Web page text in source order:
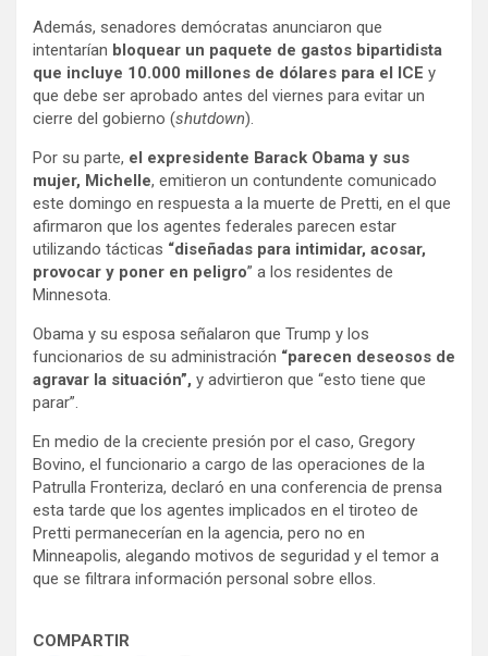
Además, senadores demócratas anunciaron que
intentarían bloquear un paquete de gastos bipartidista
que incluye 10.000 millones de dólares para el ICE y
que debe ser aprobado antes del viernes para evitar un
cierre del gobierno (shutdown).
Por su parte, el expresidente Barack Obama y sus
mujer, Michelle, emitieron un contundente comunicado
este domingo en respuesta a la muerte de Pretti, en el que
afirmaron que los agentes federales parecen estar
utilizando tácticas “diseñadas para intimidar, acosar,
provocar y poner en peligro” a los residentes de
Minnesota.
Obama y su esposa señalaron que Trump y los
funcionarios de su administración “parecen deseosos de
agravar la situación”, y advirtieron que “esto tiene que
parar”.
En medio de la creciente presión por el caso, Gregory
Bovino, el funcionario a cargo de las operaciones de la
Patrulla Fronteriza, declaró en una conferencia de prensa
esta tarde que los agentes implicados en el tiroteo de
Pretti permanecerían en la agencia, pero no en
Minneapolis, alegando motivos de seguridad y el temor a
que se filtrara información personal sobre ellos.
COMPARTIR